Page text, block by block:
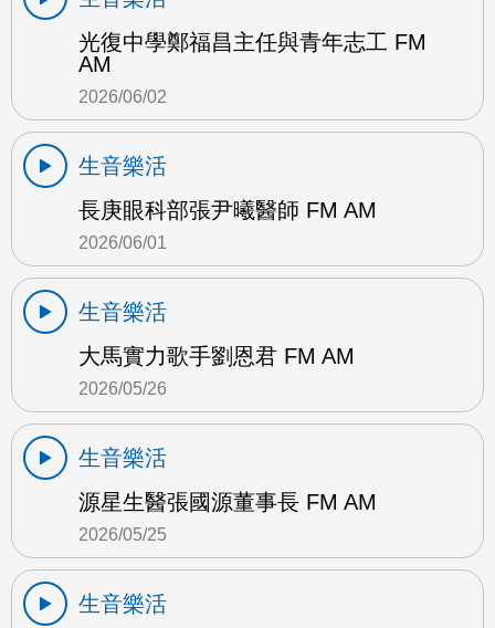
光復中學鄭福昌主任與青年志工 FM
AM
2026/06/02
生音樂活
長庚眼科部張尹曦醫師 FM AM
2026/06/01
生音樂活
大馬實力歌手劉恩君 FM AM
2026/05/26
生音樂活
源星生醫張國源董事長 FM AM
2026/05/25
生音樂活